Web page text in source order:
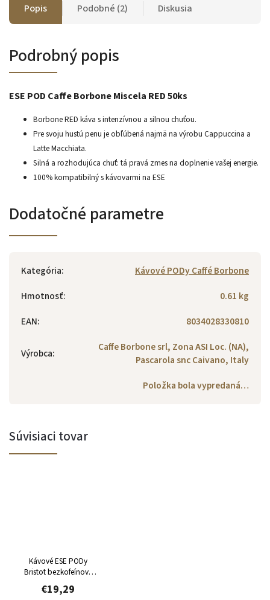
Popis Podobné (2) Diskusia
Podrobný popis
ESE POD Caffe Borbone Miscela RED 50ks
Borbone RED káva s intenzívnou a silnou chuťou.
Pre svoju hustú penu je obľúbená najmä na výrobu Cappuccina a
Latte Macchiata.
Silná a rozhodujúca chuť: tá pravá zmes na doplnenie vašej energie.
100% kompatibilný s kávovarmi na ESE
Dodatočné parametre
Kategória:
Kávové PODy Caffé Borbone
Hmotnosť:
0.61 kg
EAN: 8034028330810
Výrobca:
Caffe Borbone srl, Zona ASI Loc. (NA),
Pascarola snc Caivano, Italy
Položka bola vypredaná…
Súvisiaci tovar
Kávové ESE PODy
Bristot bezkofeínové
Decaffeinato 50 kusov
€19,29